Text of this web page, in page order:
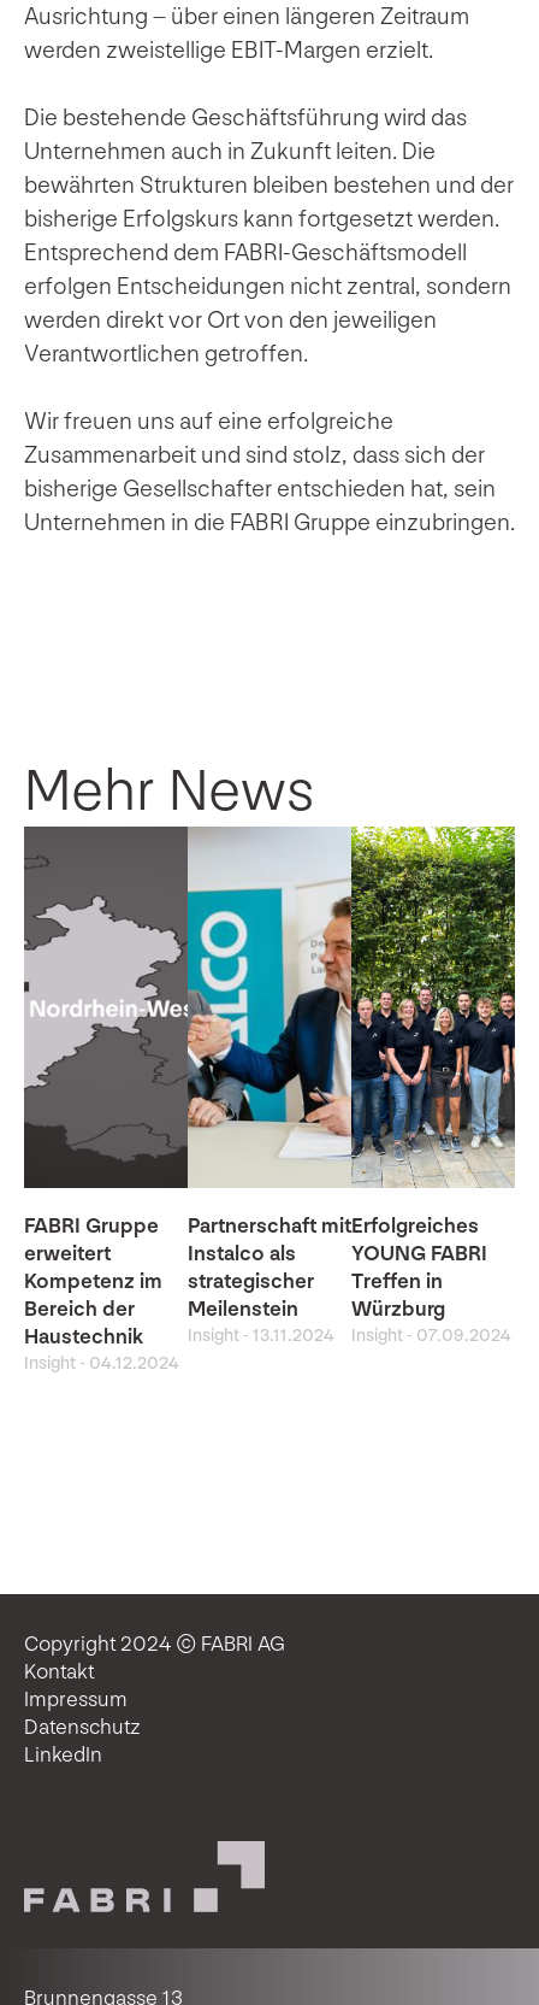
Ausrichtung – über einen längeren Zeitraum
werden zweistellige EBIT-Margen erzielt.
Die bestehende Geschäftsführung wird das
Unternehmen auch in Zukunft leiten. Die
bewährten Strukturen bleiben bestehen und der
bisherige Erfolgskurs kann fortgesetzt werden.
Entsprechend dem FABRI-Geschäftsmodell
erfolgen Entscheidungen nicht zentral, sondern
werden direkt vor Ort von den jeweiligen
Verantwortlichen getroffen.
Wir freuen uns auf eine erfolgreiche
Zusammenarbeit und sind stolz, dass sich der
bisherige Gesellschafter entschieden hat, sein
Unternehmen in die FABRI Gruppe einzubringen.
Mehr News
FABRI Gruppe
erweitert
Kompetenz im
Bereich der
Haustechnik
Insight - 04.12.2024
Partnerschaft mit
Instalco als
strategischer
Meilenstein
Insight - 13.11.2024
Erfolgreiches
YOUNG FABRI
Treffen in
Würzburg
Insight - 07.09.2024
Copyright 2024 © FABRI AG
Kontakt
Impressum
Datenschutz
LinkedIn
Brunnengasse 13